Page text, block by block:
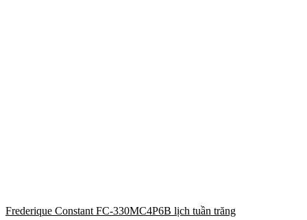
Frederique Constant FC-330MC4P6B lịch tuần trăng